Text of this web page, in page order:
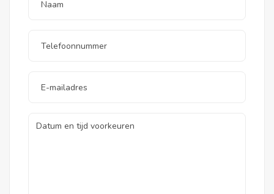
koelkast, vaatwasser, spoelbak met 'Quooker'
1e verdieping: